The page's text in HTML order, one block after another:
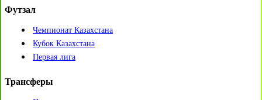
Футзал
Чемпионат Казахстана
Кубок Казахстана
Первая лига
Трансферы